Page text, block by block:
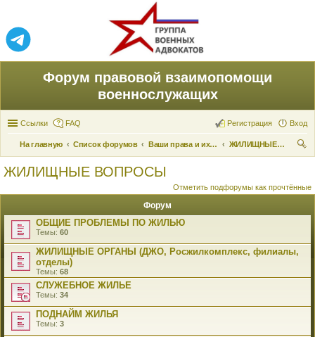
Форум правовой взаимопомощи
военнослужащих
Ссылки FAQ Вход
Регистрация
На главную Список форумов Ваши права и их реализация
ЖИЛИЩНЫЕ ВОПРОСЫ
ЖИЛИЩНЫЕ ВОПРОСЫ
Отметить подфорумы как прочтённые
Форум
ОБЩИЕ ПРОБЛЕМЫ ПО ЖИЛЬЮ
Темы: 60
ЖИЛИЩНЫЕ ОРГАНЫ (ДЖО, Росжилкомплекс, филиалы,
отделы)
Темы: 68
СЛУЖЕБНОЕ ЖИЛЬЕ
Темы: 34
ПОДНАЙМ ЖИЛЬЯ
Темы: 3